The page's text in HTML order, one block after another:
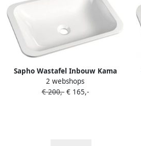
Sapho Wastafel Inbouw Kama
Rechthoekig 50x26x12 cm Cast
Marble Wit
2 webshops
€ 200,-€ 165,-